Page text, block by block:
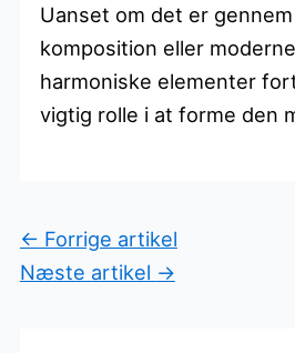
Uanset om det er
komposition eller
harmoniske elementer
vigtig rolle i at forme den
← Forrige artikel
Næste artikel →